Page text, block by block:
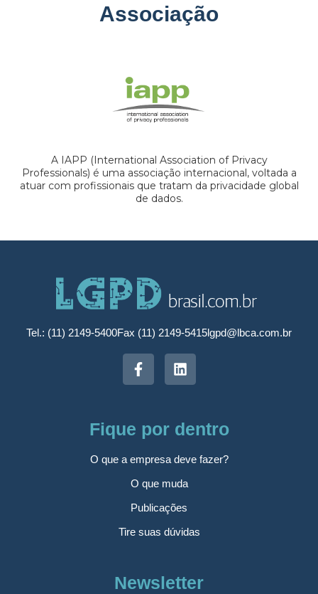
Associação
A IAPP (International Association of Privacy
Professionals) é uma associação internacional, voltada a
atuar com profissionais que tratam da privacidade global
de dados.
Tel.: (11) 2149-5400Fax (11) 2149-5415lgpd@lbca.com.br
Fique por dentro
O que a empresa deve fazer?
O que muda
Publicações
Tire suas dúvidas
Newsletter